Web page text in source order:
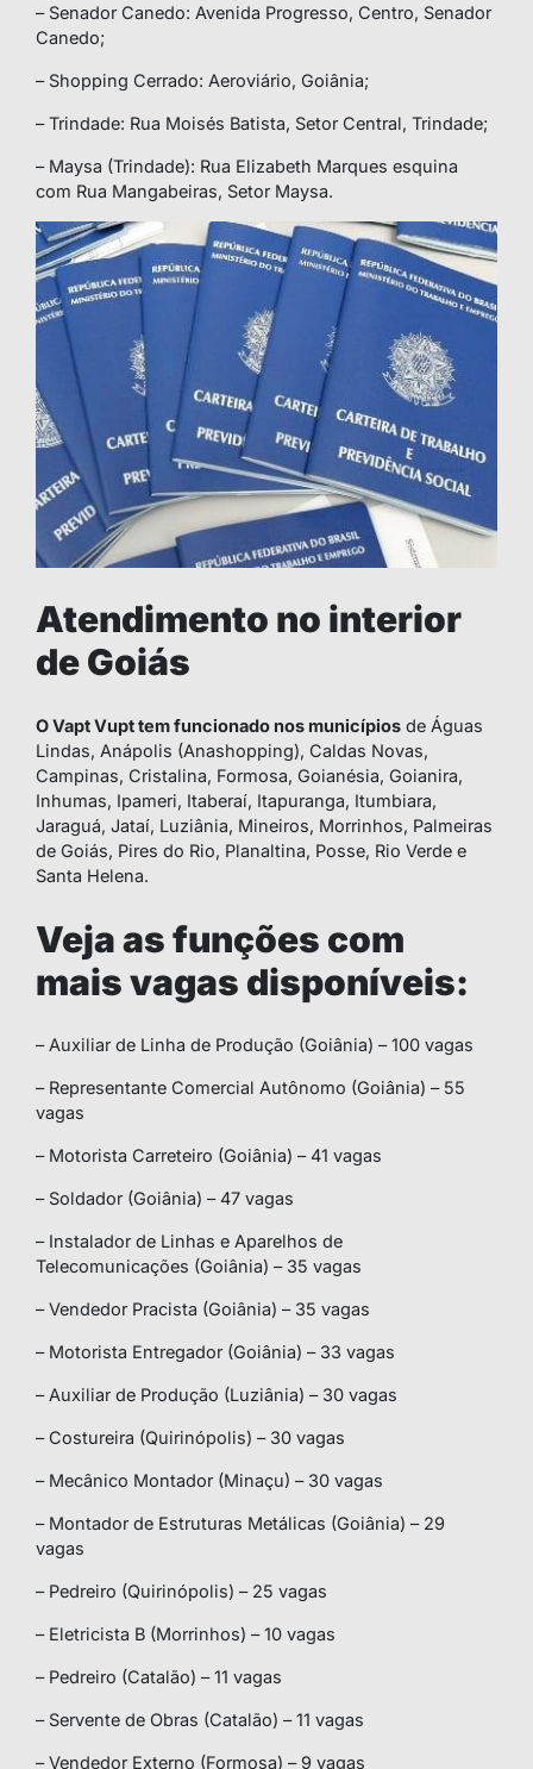
– Senador Canedo: Avenida Progresso, Centro, Senador
Canedo;
– Shopping Cerrado: Aeroviário, Goiânia;
– Trindade: Rua Moisés Batista, Setor Central, Trindade;
– Maysa (Trindade): Rua Elizabeth Marques esquina
com Rua Mangabeiras, Setor Maysa.
Atendimento no interior
de Goiás
O Vapt Vupt tem funcionado nos municípios de Águas
Lindas, Anápolis (Anashopping), Caldas Novas,
Campinas, Cristalina, Formosa, Goianésia, Goianira,
Inhumas, Ipameri, Itaberaí, Itapuranga, Itumbiara,
Jaraguá, Jataí, Luziânia, Mineiros, Morrinhos, Palmeiras
de Goiás, Pires do Rio, Planaltina, Posse, Rio Verde e
Santa Helena.
Veja as funções com
mais vagas disponíveis:
– Auxiliar de Linha de Produção (Goiânia) – 100 vagas
– Representante Comercial Autônomo (Goiânia) – 55
vagas
– Motorista Carreteiro (Goiânia) – 41 vagas
– Soldador (Goiânia) – 47 vagas
– Instalador de Linhas e Aparelhos de
Telecomunicações (Goiânia) – 35 vagas
– Vendedor Pracista (Goiânia) – 35 vagas
– Motorista Entregador (Goiânia) – 33 vagas
– Auxiliar de Produção (Luziânia) – 30 vagas
– Costureira (Quirinópolis) – 30 vagas
– Mecânico Montador (Minaçu) – 30 vagas
– Montador de Estruturas Metálicas (Goiânia) – 29
vagas
– Pedreiro (Quirinópolis) – 25 vagas
– Eletricista B (Morrinhos) – 10 vagas
– Pedreiro (Catalão) – 11 vagas
– Servente de Obras (Catalão) – 11 vagas
– Vendedor Externo (Formosa) – 9 vagas